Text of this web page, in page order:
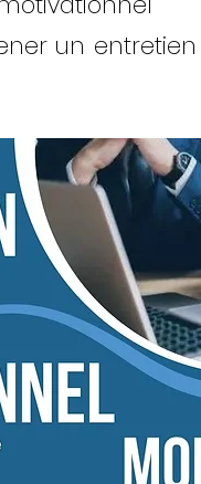
un